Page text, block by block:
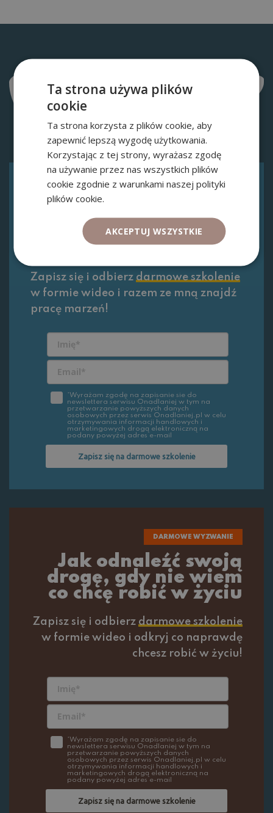
ZAPISZ SIĘ NA
DARMOWE WYZWANIE
Jak uniknąć
najczęstszych błędów
w zmianie pracy
Zapisz się i odbierz darmowe szkolenie
w formie wideo i razem ze mną znajdź
pracę marzeń!
*Wyrażam zgodę na zapisanie sie do
newslettera serwisu Onadlaniej w tym na
przetwarzanie powyższych danych
osobowych przez serwis Onadlaniej.pl w celu
otrzymywania informacji handlowych i
marketingowych drogą elektroniczną na
podany powyżej adres e-mail
Zapisz się na darmowe szkolenie
DARMOWE WYZWANIE
Jak odnaleźć swoją
drogę, gdy nie wiem
co chcę robić w życiu
Zapisz się i odbierz darmowe szkolenie
w formie wideo i odkryj co naprawdę
chcesz robić w życiu!
*Wyrażam zgodę na zapisanie sie do
newslettera serwisu Onadlaniej w tym na
przetwarzanie powyższych danych
osobowych przez serwis Onadlaniej.pl w celu
otrzymywania informacji handlowych i
marketingowych drogą elektroniczną na
podany powyżej adres e-mail
Zapisz się na darmowe szkolenie
Ta strona używa plików
cookie
Ta strona korzysta z plików cookie, aby
zapewnić lepszą wygodę użytkowania.
Korzystając z tej strony, wyrażasz zgodę
na używanie przez nas wszystkich plików
cookie zgodnie z warunkami naszej polityki
plików cookie.
AKCEPTUJ WSZYSTKIE